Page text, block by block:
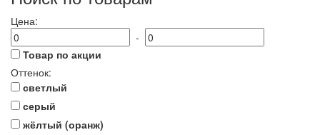
Цена:
-
Товар по акции
Оттенок:
светлый
серый
жёлтый (оранж)